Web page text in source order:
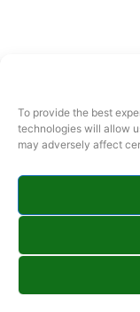
To provide the best
technologies will allow
may adversely affect